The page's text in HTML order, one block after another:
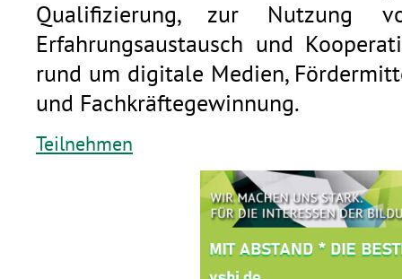
Qualifizierung, zur Nutzung
Erfahrungsaustausch und
rund um digitale Medien,
und Fachkräftegewinnung.
Teilnehmen